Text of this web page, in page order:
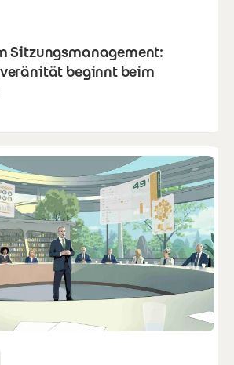
Sitzungsmanagement:
beginnt beim